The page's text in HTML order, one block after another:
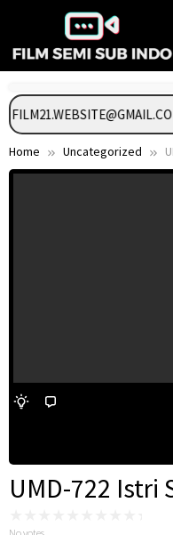
content
Home Uncategorized
UMD-722 Istri